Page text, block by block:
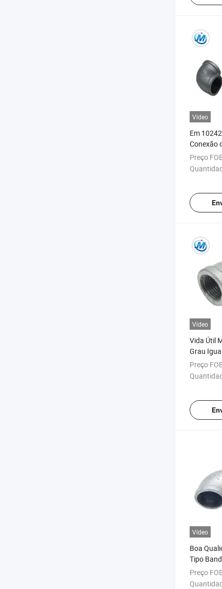
Vídeo
Em
Conexão
Preço
Vídeo
Vida Útil
Grau
de Tubo
Preço
Vídeo
Boa
Tipo
Preço